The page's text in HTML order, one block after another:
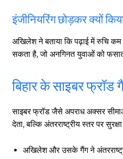
इंजीनियरिंग छोड़कर क्यों
अखिलेश ने बताया कि पढ़ाई में रुचि
सकता है, जो अनगिनत युवाओं को
बिहार के साइबर
साइबर फ्रॉड जैसे अपराध अक्सर
देता, बल्कि अंतरराष्ट्रीय स्तर पर
अखिलेश और उसके गैंग ने